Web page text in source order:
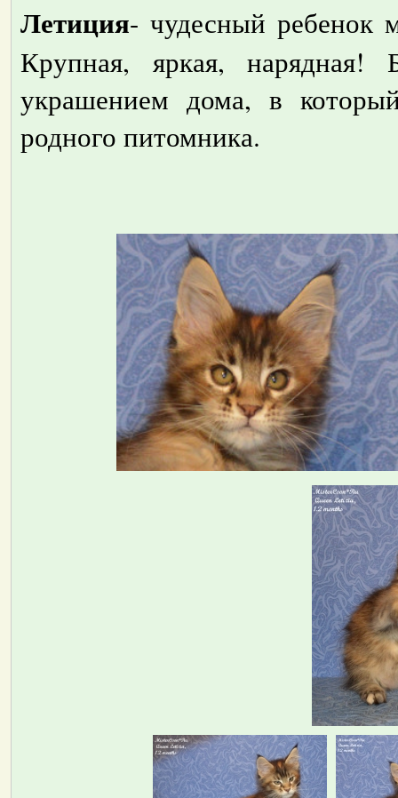
Летиция- чудесный ребенок
Крупная, яркая, нарядная!
украшением дома, в
родного питомника.